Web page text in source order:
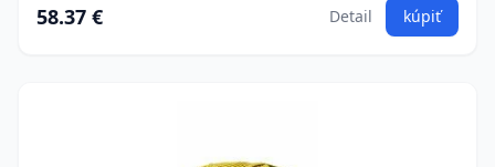
58.37 € Detail kúpiť